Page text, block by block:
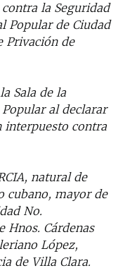
la Seguridad
Popular de Ciudad
Privación de
Sala de la
al declarar
interpuesto contra
natural de
cubano, mayor de
No.
Hnos. Cárdenas
López,
de Villa Clara.